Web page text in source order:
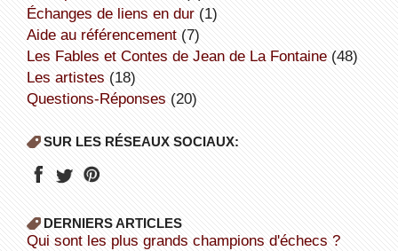
échanges de liens en dur(1)
aide au référencement(7)
Les Fables et Contes de Jean de La Fontaine(48)
Les artistes (18)
Questions-Réponses (20)
SUR LES RÉSEAUX SOCIAUX:
DERNIERS ARTICLES
Qui sont les plus grands champions d'échecs ?